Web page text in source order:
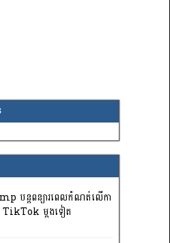
បន្តពន្យារពេលកំណត់លើកា
ម្តងទៀត